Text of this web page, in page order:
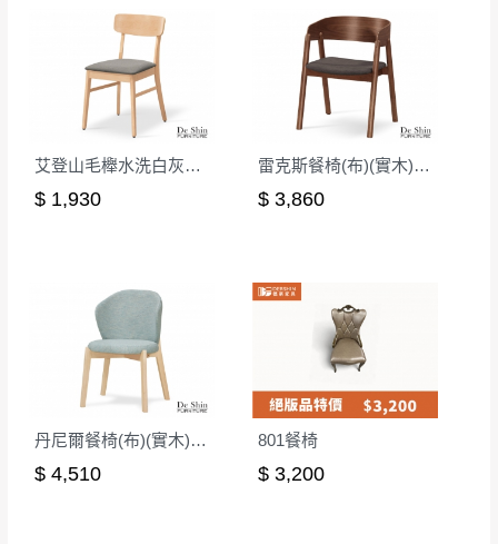
。
其它注意事項
法順利配送，本公司除了盡最大努力完成配送外，視
狀況保有出貨的權利。
保護物流人員的工作安全，賣家無提供吊掛服務，若
需以吊車或其他的吊掛方式吊運，費用將由買方自行
支付。
因大型傢俱有組裝、配送的問題，並非一般快速到貨
再與您通知，讓您不用整天在家等貨，以免浪費你的
退換貨，
需自付來回運費及人資成本
訂購前詳加確認。(包含商品尺寸是否合適)。
訂購前請確認商品尺寸，大型物件因為人工
丈量，難免會有些許誤差值(約正負0.5CM)
詳細尺寸以實品為主。
非因本公司問題而需退換貨，請於收到貨7日
內通知客服人員(Line@ ID：@dershin
辦理退換貨。
台北市、新北市地區固定每周(三)、(日)兩天
收送貨，敬請見諒！
本公司部份商品無維修服務，超過7日鑑賞
期，商品使用年限，因客人使用習慣、居家
環境不同。若屬人為因素導致商品損壞、零
件短缺，則維修、搬運費用，需由消費者自
艾登山毛櫸水洗白灰布餐椅(2286)
$ 1,930
雷克斯餐椅(布)(實木)(MI-744-1)
$ 3,860
丹尼爾餐椅(布)(實木)(洗白色)(MI-728)
$ 4,510
801餐椅
$ 3,200